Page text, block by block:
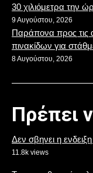
30 χιλιόμετρα την
9 Αυγούστου, 2026
Παράπονα προς τις
πινακίδων για
8 Αυγούστου, 2026
Πρέπει
Δεν σβηνει η
11.8k views